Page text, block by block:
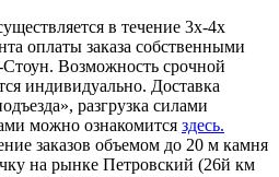
в течение 3х-4х
оплаты заказа собственными
Возможность срочной
индивидуально. Доставка
разгрузка силами
можно ознакомится здесь.
заказов объемом до 20 м камня
на рынке Петровский (26й км